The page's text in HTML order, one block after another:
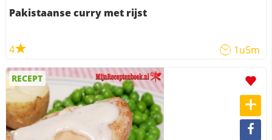
Pakistaanse curry met rijst
4 1u5m
RECEPT